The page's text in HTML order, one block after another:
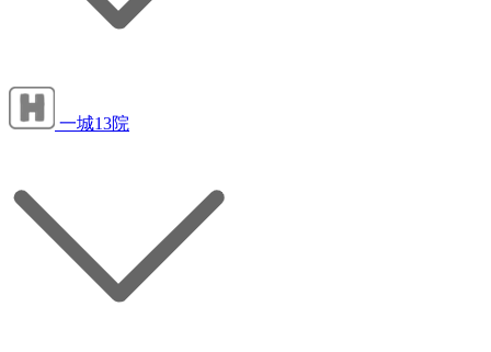
一城13院